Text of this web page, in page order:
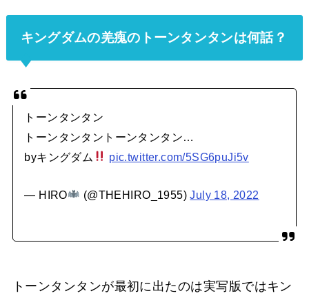
キングダムの羌瘣のトーンタンタンは何話？
トーンタンタン
トーンタンタントーンタンタン…
byキングダム
pic.twitter.com/5SG6puJi5v
— HIRO (@THEHIRO_1955)July 18, 2022
トーンタンタンが最初に出たのは実写版ではキン